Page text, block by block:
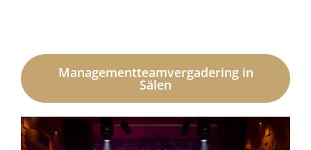
Managementteamvergadering in
Sälen